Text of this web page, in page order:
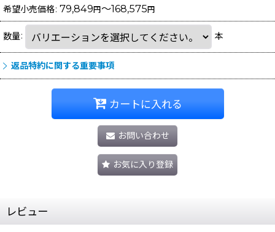
希望小売価格: 79,849円～168,575円
数量: 本
返品特約に関する重要事項
カートに入れる
お問い合わせ
お気に入り登録
レビュー